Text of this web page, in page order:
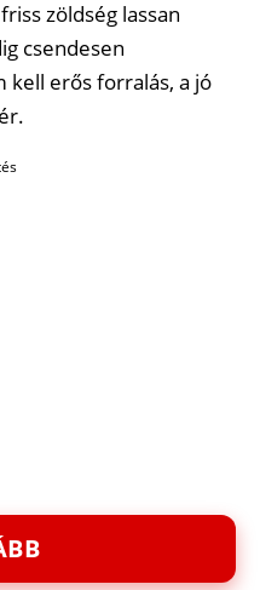
zöldség lassan
csendesen
kell erős forralás, a jó